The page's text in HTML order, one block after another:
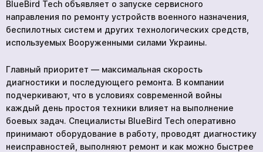
BlueBird Tech объявляет о запуске сервисного
направления по ремонту устройств военного назначения,
беспилотных систем и других технологических средств,
используемых Вооруженными силами Украины.
Главный приоритет — максимальная скорость
диагностики и последующего ремонта. В компании
подчеркивают, что в условиях современной войны
каждый день простоя техники влияет на выполнение
боевых задач. Специалисты BlueBird Tech оперативно
принимают оборудование в работу, проводят диагностику
неисправностей, выполняют ремонт и как можно быстрее